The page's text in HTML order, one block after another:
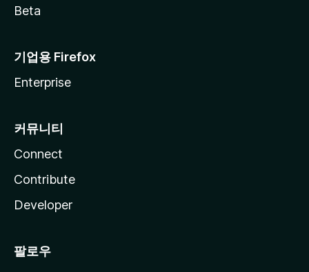
Beta
기업용 Firefox
Enterprise
커뮤니티
Connect
Contribute
Developer
팔로우